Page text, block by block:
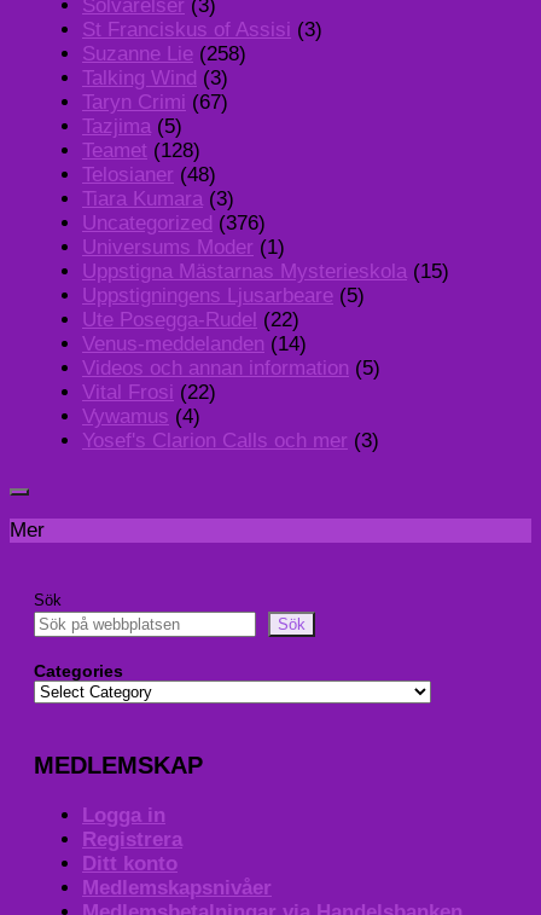
Solvarelser (3)
St Franciskus of Assisi (3)
Suzanne Lie (258)
Talking Wind (3)
Taryn Crimi (67)
Tazjima (5)
Teamet (128)
Telosianer (48)
Tiara Kumara (3)
Uncategorized (376)
Universums Moder (1)
Uppstigna Mästarnas Mysterieskola (15)
Uppstigningens Ljusarbeare (5)
Ute Posegga-Rudel (22)
Venus-meddelanden (14)
Videos och annan information (5)
Vital Frosi (22)
Vywamus (4)
Yosef's Clarion Calls och mer (3)
Mer
Sök
Sök
Categories
MEDLEMSKAP
Logga in
Registrera
Ditt konto
Medlemskapsnivåer